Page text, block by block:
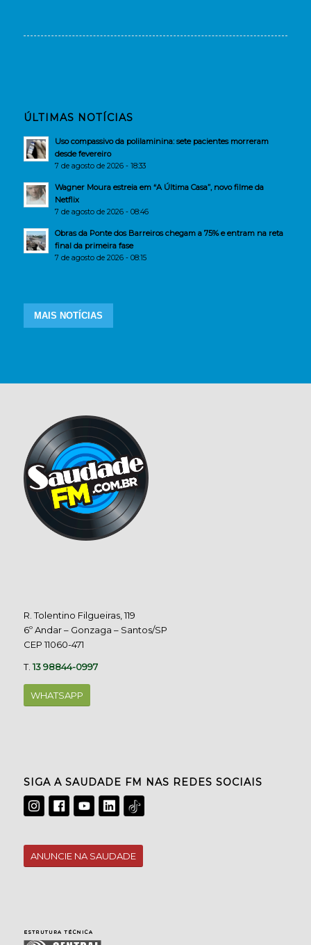
ÚLTIMAS NOTÍCIAS
Uso compassivo da polilaminina: sete pacientes morreram
desde fevereiro
7 de agosto de 2026 - 18:33
Wagner Moura estreia em “A Última Casa”, novo filme da
Netflix
7 de agosto de 2026 - 08:46
Obras da Ponte dos Barreiros chegam a 75% e entram na reta
final da primeira fase
7 de agosto de 2026 - 08:15
MAIS NOTÍCIAS
R. Tolentino Filgueiras, 119
6º Andar – Gonzaga – Santos/SP
CEP 11060-471
T.13 98844-0997
WHATSAPP
SIGA A SAUDADE FM NAS REDES SOCIAIS
ANUNCIE NA SAUDADE